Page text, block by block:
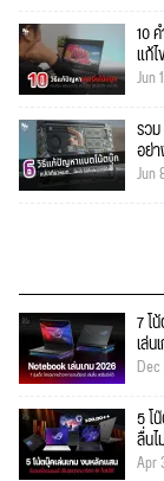
10
แก้
Jun
รว
อย่
Jun
7 โ
เล่
5 โ
ลื่น
Apr